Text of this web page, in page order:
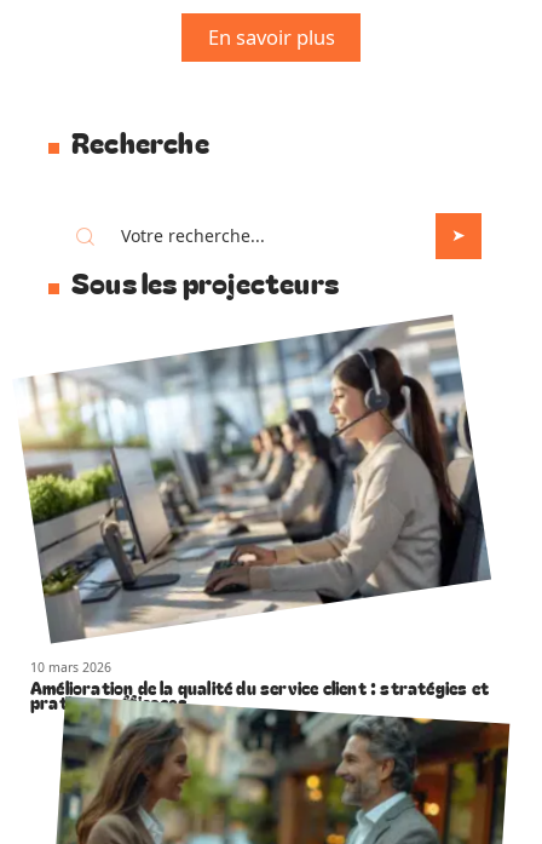
En savoir plus
Recherche
Sous les projecteurs
10 mars 2026
Amélioration de la qualité du service client : stratégies et
pratiques efficaces